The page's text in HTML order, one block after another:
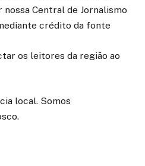
Central de Jornalismo
crédito da fonte
os leitores da região ao
local. Somos